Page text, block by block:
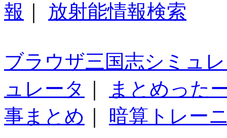
報
放射能情報検索
ブラウザ三国志シミュ
ュレータ
まとめった
事まとめ
暗算トレー